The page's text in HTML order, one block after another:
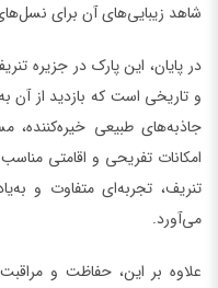
شاهد زیبایی‌های آن برای
در پایان، این پارک در جزیره
و تاریخی است که بازدید از آن
جاذبه‌های طبیعی خیره‌کننده،
امکانات تفریحی و اقامتی
تنریف، تجربه‌ای متفاوت و
می‌آورد.
علاوه بر این، حفاظت و